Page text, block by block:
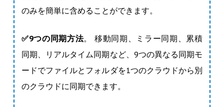
のみを簡単に含めることができます。
✅9つの同期方法。 移動同期、ミラー同期、累積
同期、リアルタイム同期など、9つの異なる同期モ
ードでファイルとフォルダを1つのクラウドから別
のクラウドに同期できます。